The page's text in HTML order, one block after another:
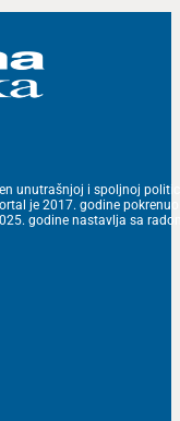
unutrašnjoj i spoljnoj
je 2017. godine
godine nastavlja sa